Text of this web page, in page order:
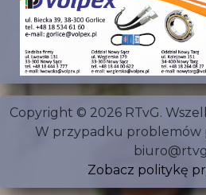
Copyright © 2026 RTvG.
W przypadku problemów
Zobacz politykę